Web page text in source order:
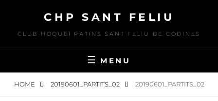
content
CHP SANT FELIU
CLUB HOQUEI PATINS SANT FELIU DE CODINES
MENU
HOME 20190601_PARTITS_02 20190601_PARTITS_02